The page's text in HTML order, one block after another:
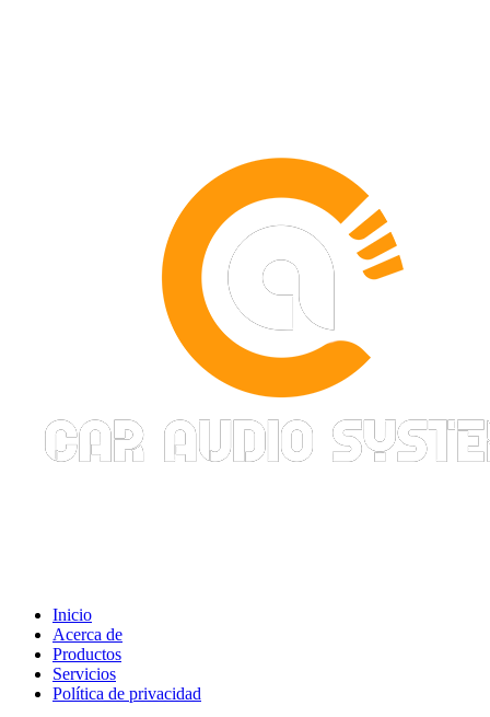
Inicio
Acerca de
Productos
Servicios
Política de privacidad